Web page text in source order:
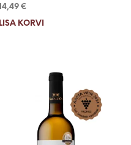
14,49 €
LISA KORVI